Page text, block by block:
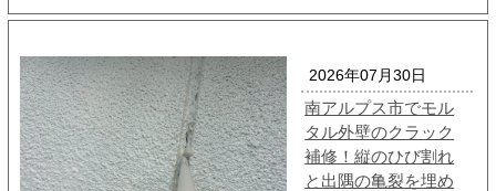
2026年07月30日
南アルプス市でモル
タル外壁のクラック
補修！縦のひび割れ
と出隅の亀裂を埋め